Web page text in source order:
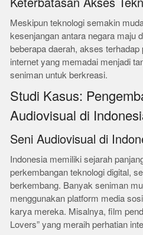
Keterbatasan Akses
Meskipun teknologi semakin
kesenjangan antara negara maju
beberapa daerah, akses
internet yang memadai menjadi
seniman untuk berkreasi.
Studi Kasus:
Audiovisual di
Seni Audiovisual di
Indonesia memiliki sejarah
perkembangan teknologi digital,
berkembang. Banyak seniman
menggunakan platform media
karya mereka. Misalnya, film
Lovers” yang meraih perhatian